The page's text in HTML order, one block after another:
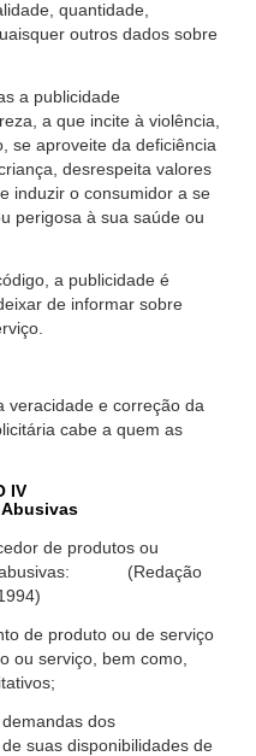
quantidade,
outros dados sobre
a publicidade
a que incite à violência,
se aproveite da deficiência
desrespeita valores
induzir o consumidor a se
perigosa à sua saúde ou
a publicidade é
de informar sobre
veracidade e correção da
cabe a quem as
IV
Abusivas
de produtos ou
abusivas: (Redação
de produto ou de serviço
ou serviço, bem como,
dos
suas disponibilidades de